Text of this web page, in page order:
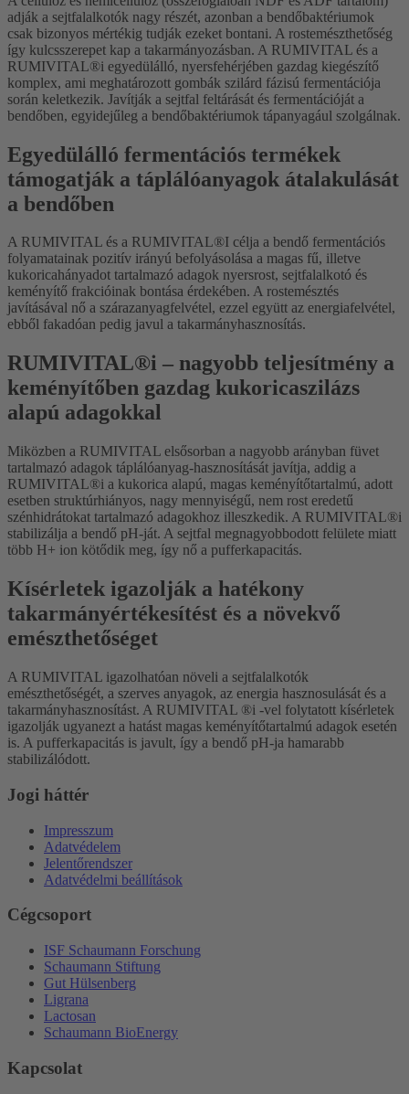
adják a sejtfalalkotók nagy részét, azonban a bendőbaktériumok
csak bizonyos mértékig tudják ezeket bontani. A rostemészthetőség
így kulcsszerepet kap a takarmányozásban. A RUMIVITAL és a
RUMIVITAL®i egyedülálló, nyersfehérjében gazdag kiegészítő
komplex, ami meghatározott gombák szilárd fázisú fermentációja
során keletkezik. Javítják a sejtfal feltárását és fermentációját a
bendőben, egyidejűleg a bendőbaktériumok tápanyagául szolgálnak.
Egyedülálló fermentációs termékek
támogatják a táplálóanyagok átalakulását
a bendőben
A RUMIVITAL és a RUMIVITAL®I célja a bendő fermentációs
folyamatainak pozitív irányú befolyásolása a magas fű, illetve
kukoricahányadot tartalmazó adagok nyersrost, sejtfalalkotó és
keményítő frakcióinak bontása érdekében. A rostemésztés
javításával nő a szárazanyagfelvétel, ezzel együtt az energiafelvétel,
ebből fakadóan pedig javul a takarmányhasznosítás.
RUMIVITAL®i – nagyobb teljesítmény a
keményítőben gazdag kukoricaszilázs
alapú adagokkal
Miközben a RUMIVITAL elsősorban a nagyobb arányban füvet
tartalmazó adagok táplálóanyag-hasznosítását javítja, addig a
RUMIVITAL®i a kukorica alapú, magas keményítőtartalmú, adott
esetben struktúrhiányos, nagy mennyiségű, nem rost eredetű
szénhidrátokat tartalmazó adagokhoz illeszkedik. A RUMIVITAL®i
stabilizálja a bendő pH-ját. A sejtfal megnagyobbodott felülete miatt
több H+ ion kötődik meg, így nő a pufferkapacitás.
Kísérletek igazolják a hatékony
takarmányértékesítést és a növekvő
emészthetőséget
A RUMIVITAL igazolhatóan növeli a sejtfalalkotók
emészthetőségét, a szerves anyagok, az energia hasznosulását és a
takarmányhasznosítást. A RUMIVITAL ®i -vel folytatott kísérletek
igazolják ugyanezt a hatást magas keményítőtartalmú adagok esetén
is. A pufferkapacitás is javult, így a bendő pH-ja hamarabb
stabilizálódott.
Jogi háttér
Impresszum
Adatvédelem
Jelentőrendszer
Adatvédelmi beállítások
Cégcsoport
ISF Schaumann Forschung
Schaumann Stiftung
Gut Hülsenberg
Ligrana
Lactosan
Schaumann BioEnergy
Kapcsolat